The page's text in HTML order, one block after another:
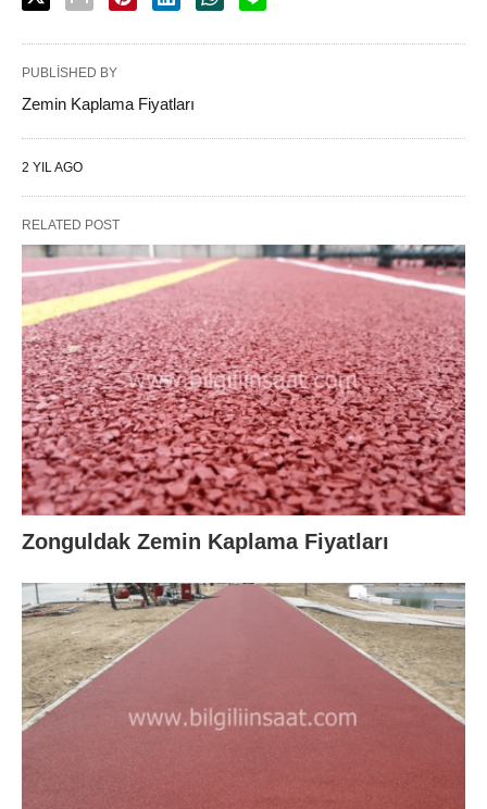
PUBLISHED BY
Zemin Kaplama Fiyatları
2 YIL AGO
RELATED POST
Zonguldak Zemin Kaplama Fiyatları